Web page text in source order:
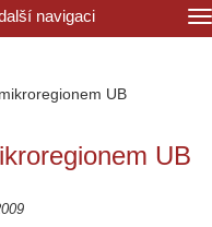
navigaci
UB
UB